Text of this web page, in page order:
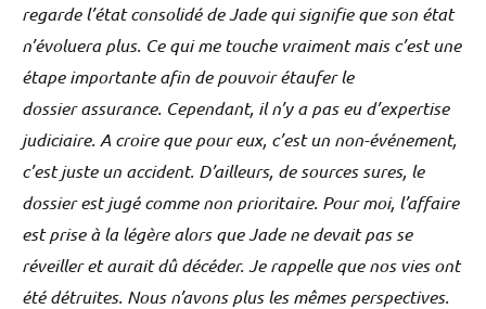
regarde l’état consolidé de Jade qui signifie que son état
n’évoluera plus. Ce qui me touche vraiment mais c’est une
étape importante afin de pouvoir étaufer le
dossier assurance. Cependant, il n’y a pas eu d’expertise
judiciaire. A croire que pour eux, c’est un non-événement,
c’est juste un accident. D’ailleurs, de sources sures, le
dossier est jugé comme non prioritaire. Pour moi, l’affaire
est prise à la légère alors que Jade ne devait pas se
réveiller et aurait dû décéder. Je rappelle que nos vies ont
été détruites. Nous n’avons plus les mêmes perspectives.